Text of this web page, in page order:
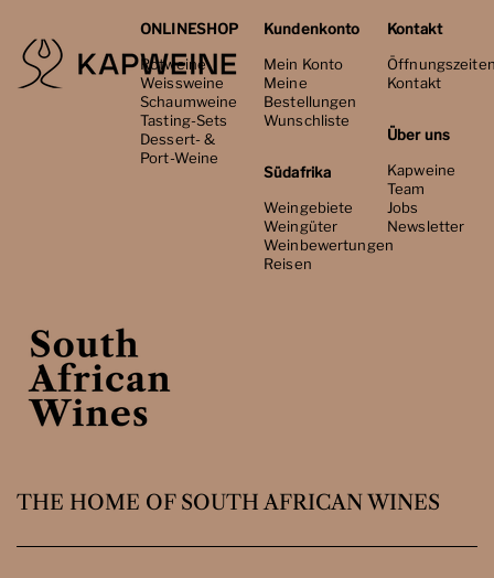
ONLINESHOP
Rotweine
Weissweine
Schaumweine
Tasting-Sets
Dessert- &
Port-Weine
Kundenkonto
Mein Konto
Meine
Bestellungen
Wunschliste
Südafrika
Weingebiete
Weingüter
Weinbewertungen
Reisen
Kontakt
Kontakt
Über uns
Kapweine
Team
Jobs
Newsletter
THE HOME OF SOUTH AFRICAN WINES